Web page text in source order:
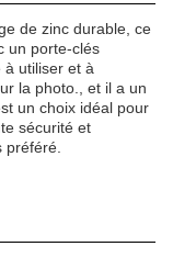
de zinc durable, ce
un porte-clés
à utiliser et à
la photo., et il a un
un choix idéal pour
sécurité et
préféré.